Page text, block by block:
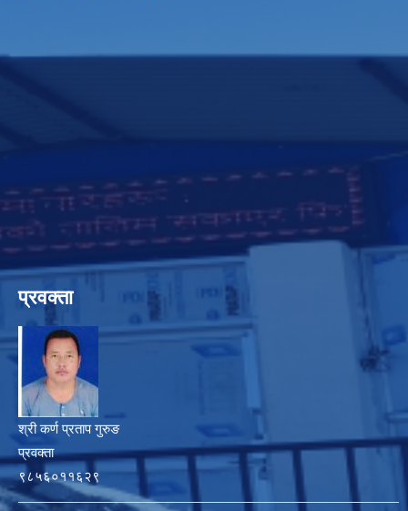
प्रवक्ता
श्री कर्ण प्रताप गुरुङ
प्रवक्ता
९८५६०११६२९